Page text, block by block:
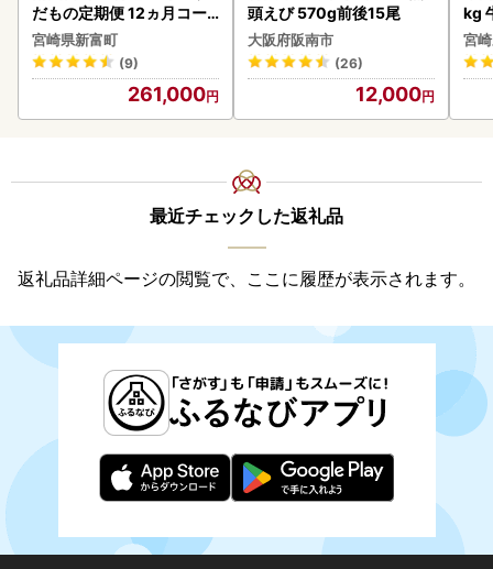
だもの定期便 12ヵ月コー
ス【F84-25】
宮崎県新富町
(9)
261,000
頭えび 570g前後15尾
大阪府阪南市
(26)
12,000
kg
kg-
宮
最近チェックした返礼品
返礼品詳細ページの閲覧で、ここに履歴が表示されます。